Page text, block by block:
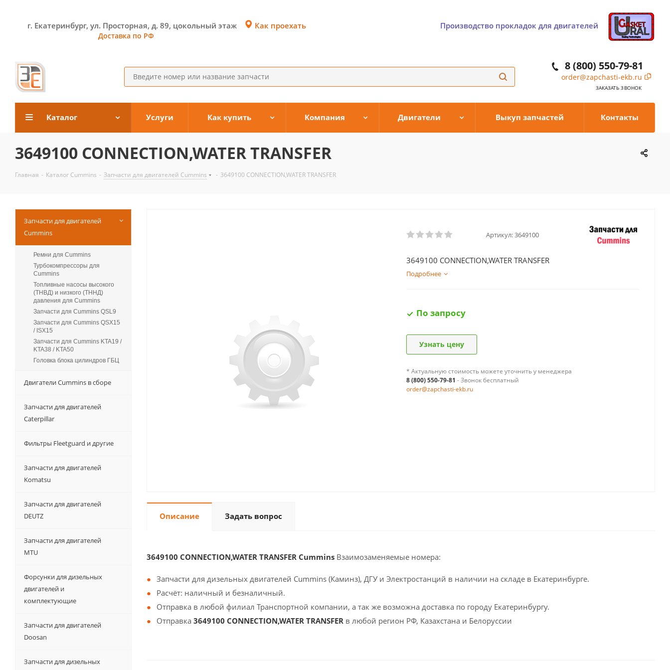
г. Екатеринбург, ул. Просторная, д. 89, цокольный этаж
Доставка по РФ
Как проехать Производство прокладок для двигателей
8 (800) 550-79-81
order@zapchasti-ekb.ru
ЗАКАЗАТЬ ЗВОНОК
Каталог Услуги Как купить Компания Двигатели Выкуп запчастей Контакты
3649100 CONNECTION,WATER TRANSFER
Главная - Каталог Cummins - Запчасти для двигателей Cummins - 3649100 CONNECTION,WATER TRANSFER
Артикул:3649100
3649100 CONNECTION,WATER TRANSFER
Подробнее
По запросу
Узнать цену
* Актуальную стоимость можете уточнить у менеджера
8 (800) 550-79-81 - Звонок бесплатный
order@zapchasti-ekb.ru
Описание Задать вопрос
3649100 CONNECTION,WATER TRANSFER Cummins Взаимозаменяемые номера:
Запчасти для дизельных двигателей Cummins (Каминз), ДГУ и Электростанций в наличии на складе в Екатеринбурге.
Расчёт: наличный и безналичный.
Отправка в любой филиал Транспортной компании, а так же возможна доставка по городу Екатеринбургу.
Отправка 3649100 CONNECTION,WATER TRANSFER в любой регион РФ, Казахстана и Белоруссии
Запчасти для двигателей
Cummins
Ремни для Cummins
Турбокомпрессоры для
Сummins
Топливные насосы высокого
(ТНВД) и низкого (ТННД)
давления для Cummins
Запчасти для Cummins QSL9
Запчасти для Cummins QSX15
/ ISX15
Запчасти для Cummins KTA19 /
KTA38 / KTA50
Головка блока цилиндров ГБЦ
Двигатели Cummins в сборе
Запчасти для двигателей
Caterpillar
Фильтры Fleetguard и другие
Запчасти для двигателей
Komatsu
Запчасти для двигателей
DEUTZ
Запчасти для двигателей
MTU
Форсунки для дизельных
двигателей и
комплектующие
Запчасти для двигателей
Doosan
Запчасти для дизельных